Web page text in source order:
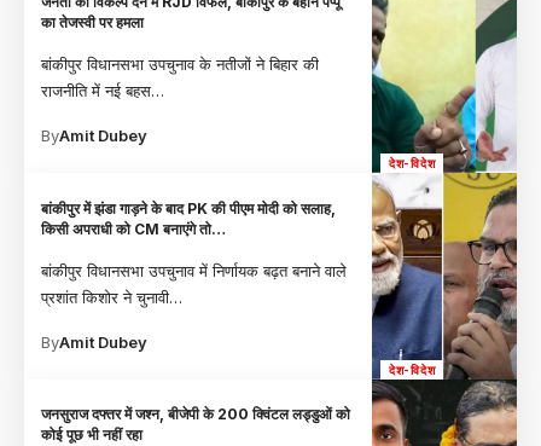
देश-विदेश
का तेजस्वी पर हमला
बांकीपुर विधानसभा उपचुनाव के नतीजों ने बिहार की
राजनीति में नई बहस…
ByAmit Dubey
देश-विदेश
बांकीपुर में झंडा गाड़ने के बाद PK की पीएम मोदी को सलाह,
किसी अपराधी को CM बनाएंगे तो…
बांकीपुर विधानसभा उपचुनाव में निर्णायक बढ़त बनाने वाले
प्रशांत किशोर ने चुनावी…
ByAmit Dubey
जनसुराज दफ्तर में जश्न, बीजेपी के 200 क्विंटल लड्डुओं को
कोई पूछ भी नहीं रहा